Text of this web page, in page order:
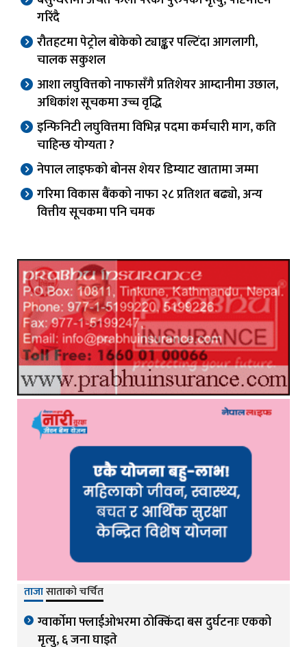
गरिंदै
रौतहटमा पेट्रोल बोकेको ट्याङ्कर पल्टिंदा आगलागी,
चालक सकुशल
आशा लघुवित्तको नाफासँगै प्रतिशेयर आम्दानीमा उछाल,
अधिकांश सूचकमा उच्च वृद्धि
इन्फिनिटी लघुवित्तमा विभिन्न पदमा कर्मचारी माग, कति
चाहिन्छ योग्यता ?
नेपाल लाइफको बोनस शेयर डिम्याट खातामा जम्मा
गरिमा विकास बैंकको नाफा २८ प्रतिशत बढ्यो, अन्य
वित्तीय सूचकमा पनि चमक
ताजासाताको चर्चित
ग्वार्काेमा फ्लाईओभरमा ठोक्किंदा बस दुर्घटनाः एकको
मृत्यु, ६ जना घाइते